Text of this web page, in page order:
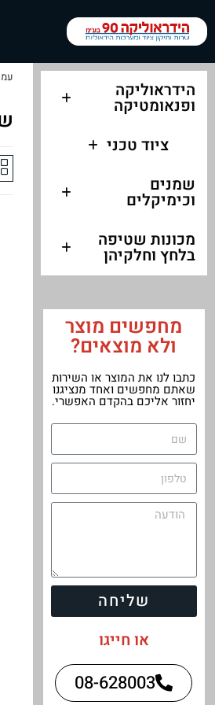
הידראוליקה
ופנאומטיקה
ציוד טכני
שמנים
וכימיקלים
מכונות שטיפה
בלחץ וחלקיהן
מחפשים מוצר
ולא מוצאים?
כתבו לנו את המוצר או השירות
שאתם מחפשים ואחד מנציגנו
יחזור אליכם בהקדם האפשרי.
שליחה
או חייגו
08-628003